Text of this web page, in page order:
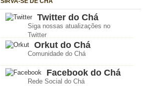
Twitter do Chá
Siga nossas atualizações no
Twitter
Orkut do Chá
Comunidade do Chá
Facebook do Chá
Rede Social do Chá